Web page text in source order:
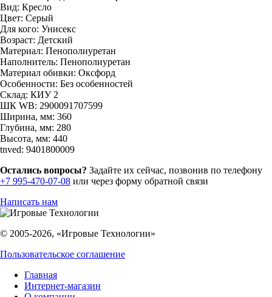
Вид: Кресло
Цвет: Серый
Для кого: Унисекс
Возраст: Детский
Материал: Пенополиуретан
Наполнитель: Пенополиуретан
Материал обивки: Оксфорд
Особенности: Без особенностей
Склад: КИУ 2
ШК WB: 2900091707599
Ширина, мм: 360
Глубина, мм: 280
Высота, мм: 440
tnved: 9401800009
Остались вопросы? Задайте их сейчас, позвонив по телефону
+7 995-470-07-08 или через форму обратной связи
Написать нам
© 2005-2026, «Игровые Технологии»
Пользовательское соглашение
Главная
Интернет-магазин